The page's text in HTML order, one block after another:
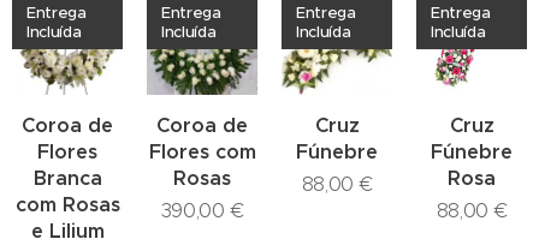
Coroa de
Flores
Branca
com Rosas
e Lilium
Entrega
Incluída
Coroa de
Flores com
Rosas
Entrega
Incluída
390,00 €
Cruz
Fúnebre
Entrega
Incluída
88,00 €
Cruz
Fúnebre
Rosa
Entrega
Incluída
88,00 €